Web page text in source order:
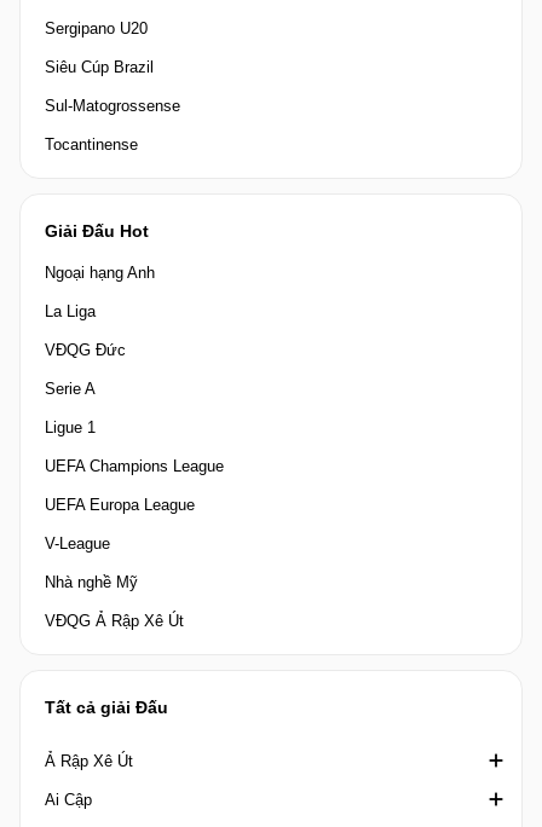
Sergipano U20
Siêu Cúp Brazil
Sul-Matogrossense
Tocantinense
Giải Đấu Hot
Ngoại hạng Anh
La Liga
VĐQG Đức
Serie A
Ligue 1
UEFA Champions League
UEFA Europa League
V-League
Nhà nghề Mỹ
VĐQG Ả Rập Xê Út
Tất cả giải Đấu
Ả Rập Xê Út
Crown Prince Cup Saudi Arabia
Ai Cập